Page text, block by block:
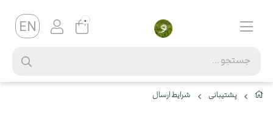
پشتیبانی شرایط ارسال
0